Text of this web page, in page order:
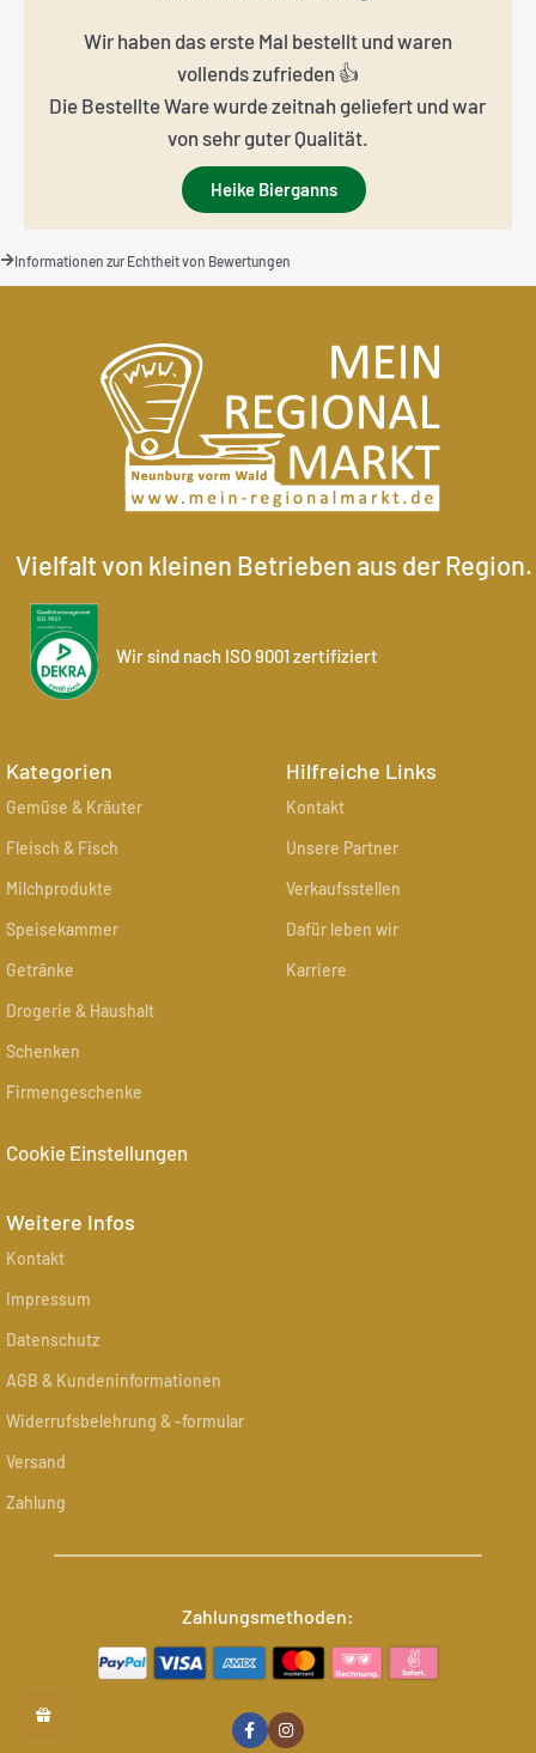
Wir haben das erste Mal bestellt und waren
vollends zufrieden 👍
Die Bestellte Ware wurde zeitnah geliefert und war
von sehr guter Qualität.
Heike Bierganns
Informationen zur Echtheit von Bewertungen
Vielfalt von kleinen Betrieben aus der Region.
Wir sind nach ISO 9001 zertifiziert
Kategorien
Gemüse & Kräuter
Fleisch & Fisch
Milchprodukte
Speisekammer
Getränke
Drogerie & Haushalt
Schenken
Firmengeschenke
Cookie Einstellungen
Hilfreiche Links
Kontakt
Unsere Partner
Verkaufsstellen
Dafür leben wir
Karriere
Weitere Infos
Kontakt
Impressum
Datenschutz
AGB & Kundeninformationen
Widerrufsbelehrung & -formular
Versand
Zahlung
Zahlungsmethoden: